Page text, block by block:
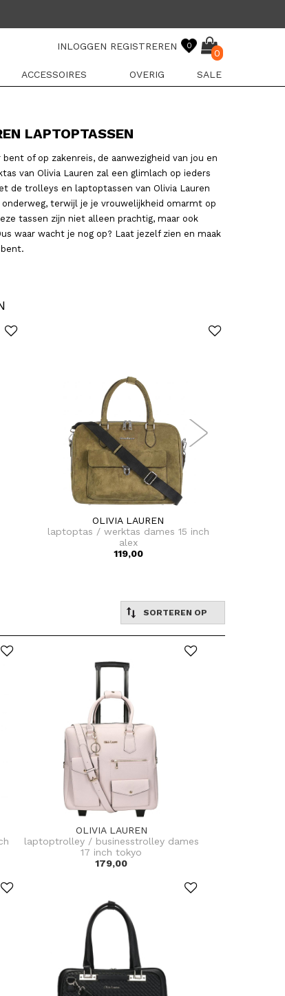
INLOGGEN REGISTREREN 0
0
ACCESSOIRES OVERIG SALE
LAPTOPTASSEN
of op zakenreis, de aanwezigheid van jou en
van Olivia Lauren zal een glimlach op ieders
de trolleys en laptoptassen van Olivia Lauren
terwijl je je vrouwelijkheid omarmt op
tassen zijn niet alleen prachtig, maar ook
waar wacht je nog op? Laat jezelf zien en maak
OLIVIA LAUREN
laptoptas / werktas dames 15 inch
alex
119,00
SORTEREN OP
OLIVIA LAUREN
laptoptrolley / businesstrolley dames
17 inch tokyo
179,00